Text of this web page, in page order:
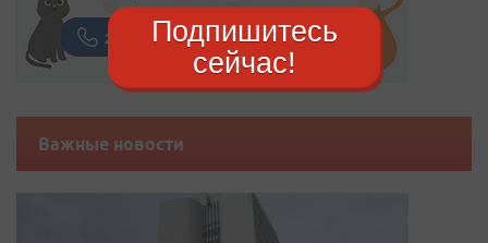
Важные новости
Подпишитесь
сейчас!